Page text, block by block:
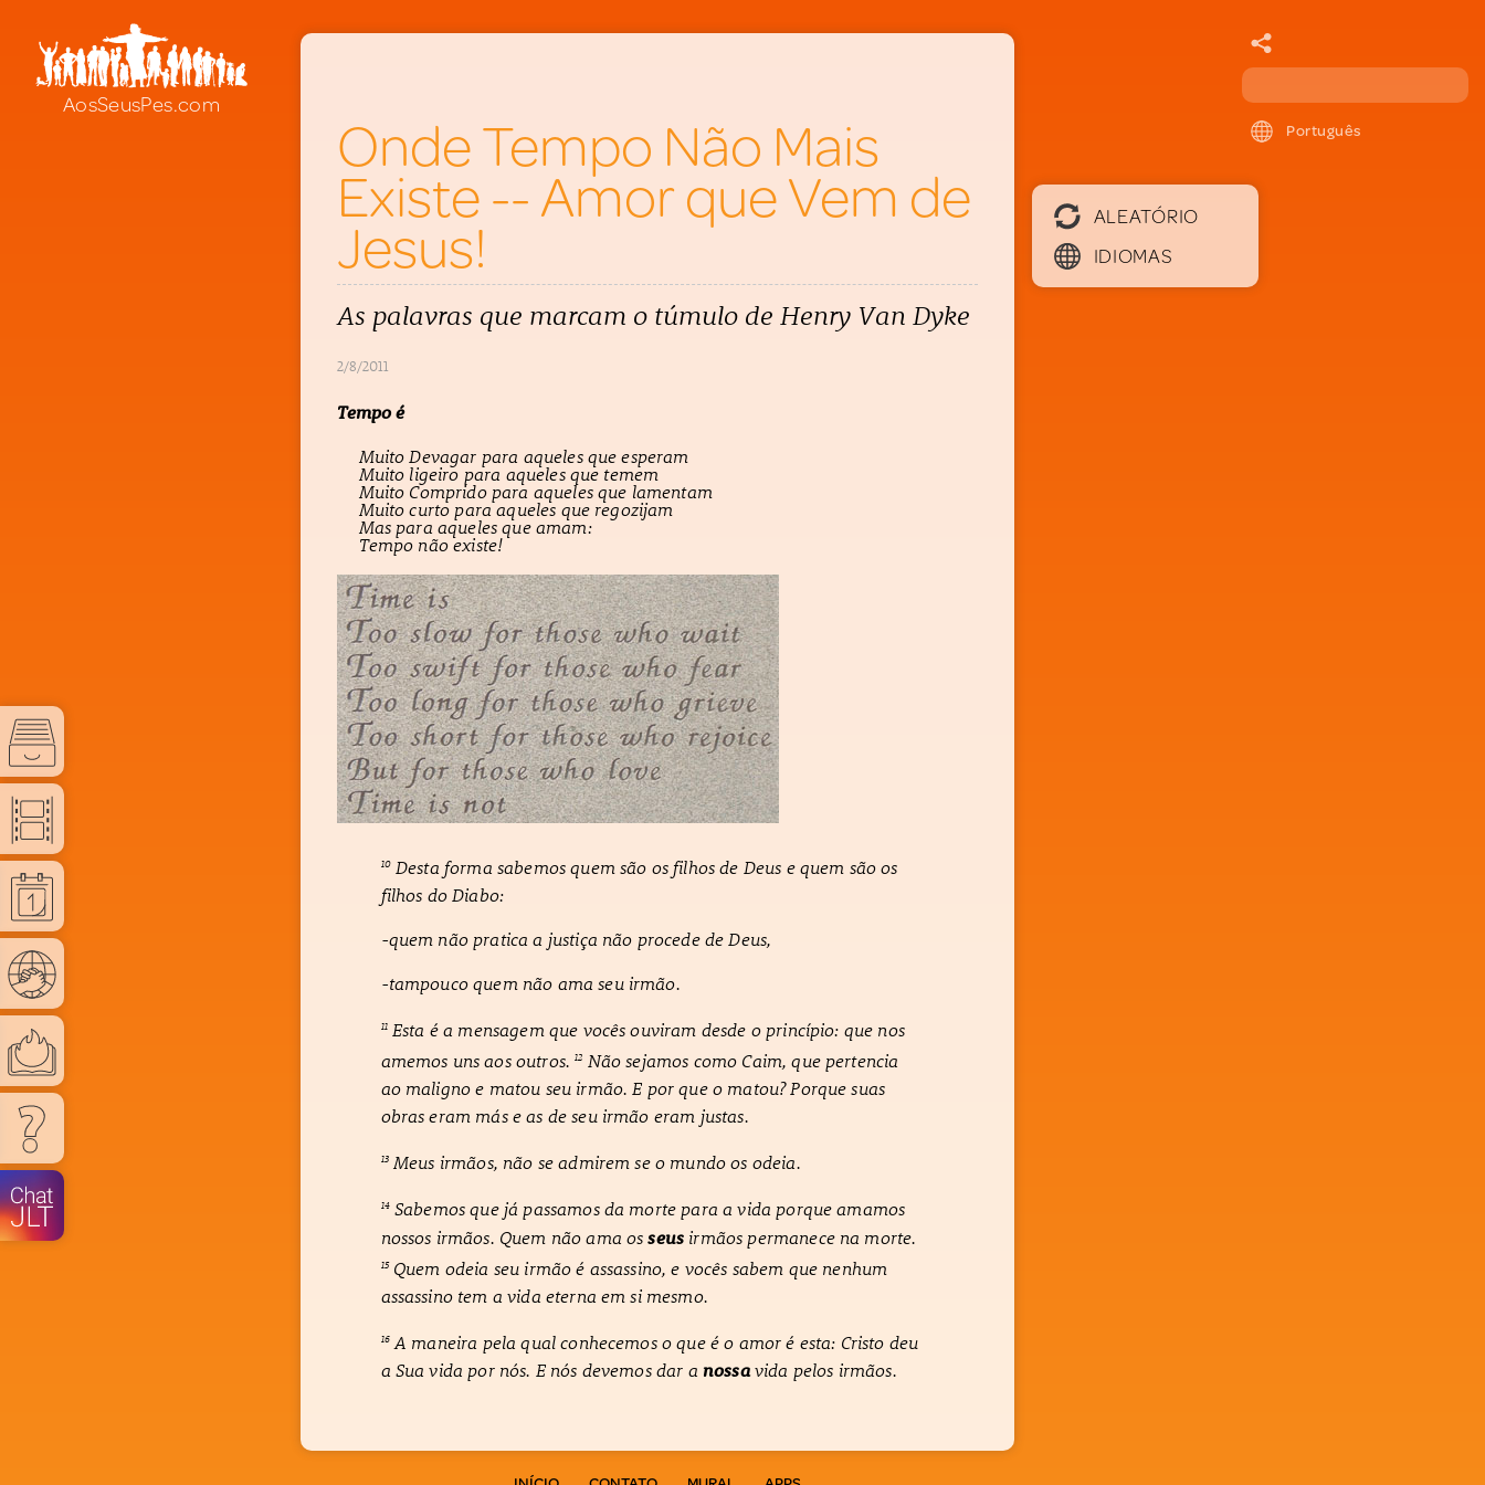
Português
Onde Tempo Não Mais
Existe -- Amor que Vem de
Jesus!
As palavras que marcam o túmulo de Henry Van Dyke
2/8/2011
Tempo é
Muito Devagar para aqueles que esperam
Muito ligeiro para aqueles que temem
Muito Comprido para aqueles que lamentam
Muito curto para aqueles que regozijam
Mas para aqueles que amam:
Tempo não existe!
10Desta forma sabemos quem são os filhos de Deus e quem são os
filhos do Diabo:
-quem não pratica a justiça não procede de Deus,
-tampouco quem não ama seu irmão.
11Esta é a mensagem que vocês ouviram desde o princípio: que nos
amemos uns aos outros.12 Não sejamos como Caim, que pertencia
ao maligno e matou seu irmão. E por que o matou? Porque suas
obras eram más e as de seu irmão eram justas.
13Meus irmãos, não se admirem se o mundo os odeia.
14Sabemos que já passamos da morte para a vida porque amamos
nossos irmãos. Quem não ama osseus irmãos permanece na morte.
15Quem odeia seu irmão é assassino, e vocês sabem que nenhum
assassino tem a vida eterna em si mesmo.
16A maneira pela qual conhecemos o que é o amor é esta: Cristo deu
a Sua vida por nós. E nós devemos dar a nossavida pelos irmãos.
ALEATÓRIO
IDIOMAS
AosSeusPes.com